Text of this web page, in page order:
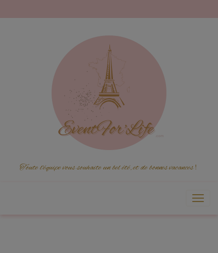
Toute l'équipe vous souhaite un bel été, et de bonnes vacances !